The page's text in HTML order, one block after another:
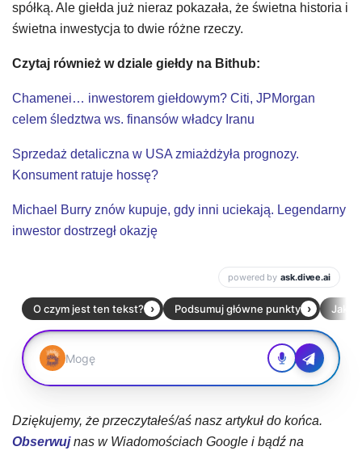
spółką. Ale giełda już nieraz pokazała, że świetna historia i
świetna inwestycja to dwie różne rzeczy.
Czytaj również w dziale giełdy na Bithub:
Chamenei… inwestorem giełdowym? Citi, JPMorgan
celem śledztwa ws. finansów władcy Iranu
Sprzedaż detaliczna w USA zmiażdżyła prognozy.
Konsument ratuje hossę?
Michael Burry znów kupuje, gdy inni uciekają. Legendarny
inwestor dostrzegł okazję
Dziękujemy, że przeczytałeś/aś nasz artykuł do końca.
Obserwujnas w Wiadomościach Google i bądź na